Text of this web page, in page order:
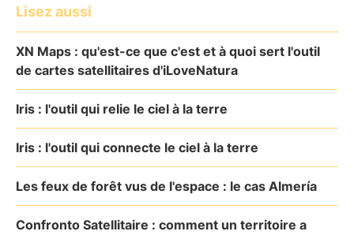
Lisez aussi
XN Maps : qu'est-ce que c'est et à quoi sert l'outil
de cartes satellitaires d'iLoveNatura
Iris : l'outil qui relie le ciel à la terre
Iris : l'outil qui connecte le ciel à la terre
Les feux de forêt vus de l'espace : le cas Almería
Confronto Satellitaire : comment un territoire a